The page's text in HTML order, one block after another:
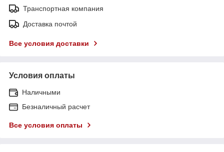
Транспортная компания
Доставка почтой
Все условия доставки
Условия оплаты
Наличными
Безналичный расчет
Все условия оплаты